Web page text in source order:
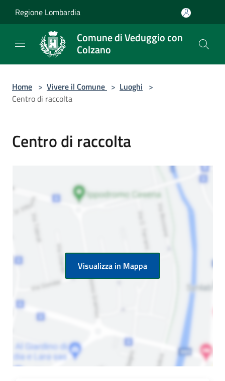
Regione Lombardia
Comune di Veduggio con
Colzano
Home > Vivere il Comune > Luoghi >
Centro di raccolta
Centro di raccolta
Visualizza in Mappa